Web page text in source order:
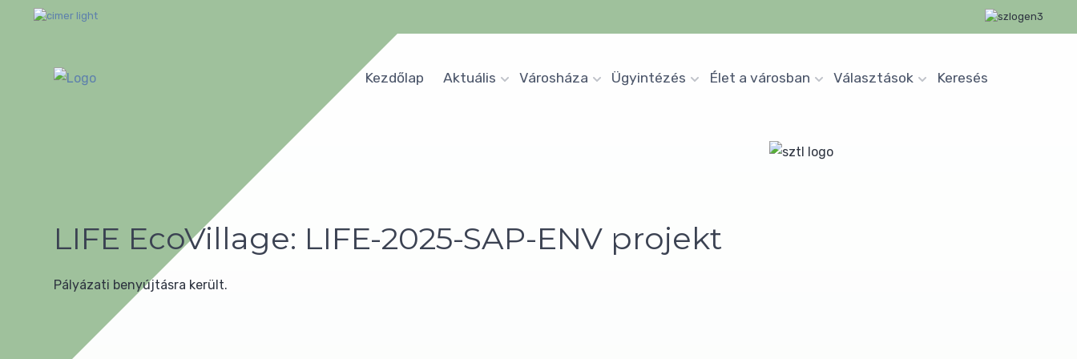
Kezdőlap Aktuális Városháza Ügyintézés Élet a városban Választások Keresés
LIFE EcoVillage: LIFE-2025-SAP-ENV projekt
Pályázati benyújtásra került.